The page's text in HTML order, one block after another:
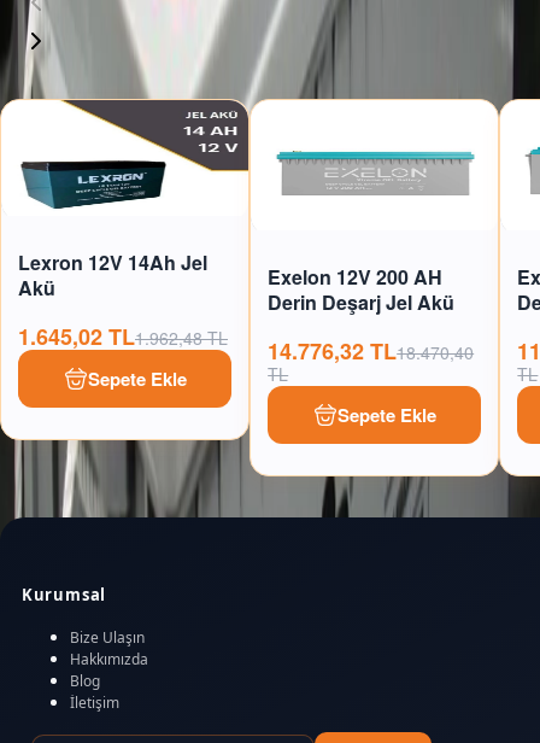
Lexron 12V 14Ah Jel
Akü
1.645,02 TL1.962,48 TL
Sepete Ekle
Exelon 12V 200 AH
Derin Deşarj Jel Akü
14.776,32 TL18.470,40
TL
Sepete Ekle
TL
Kurumsal
Bize Ulaşın
Hakkımızda
Blog
İletişim